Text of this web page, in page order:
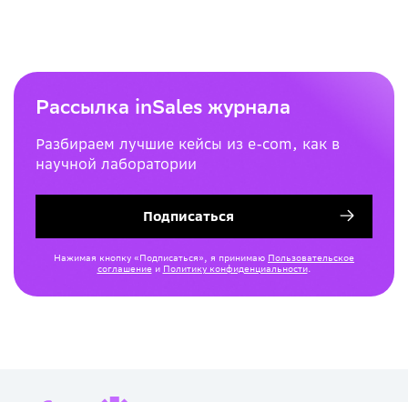
Рассылка inSales журнала
Разбираем лучшие кейсы из e-com, как в
научной лаборатории
Подписаться
Нажимая кнопку «Подписаться», я принимаю Пользовательское
соглашениеи Политику конфиденциальности.